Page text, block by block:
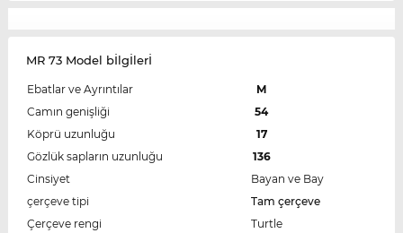
MR 73 Model bİlgİlerİ
Ebatlar ve Ayrıntılar
M
Camın genişliği
54
Köprü uzunluğu
17
Gözlük sapların uzunluğu
136
Cinsiyet
Bayan ve Bay
çerçeve tipi
Tam çerçeve
Çerçeve rengi
Turtle